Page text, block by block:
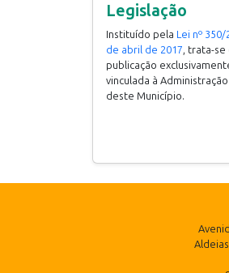
Legislação
Instituído pela Lei nº
de abril de 2017, trata-se
publicação
vinculada à
deste Município.